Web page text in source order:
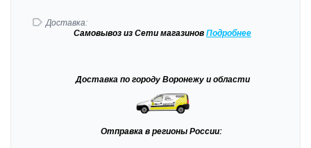
Доставка:
Самовывоз из Сети магазинов Подробнее
Доставка по городу Воронежу и области
Отправка в регионы России: